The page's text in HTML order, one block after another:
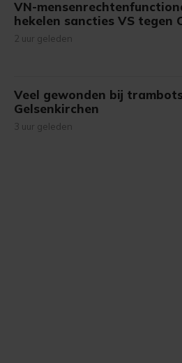
VN-
hekelen sancties VS tegen
2 uur geleden
Veel gewonden bij
Gelsenkirchen
3 uur geleden